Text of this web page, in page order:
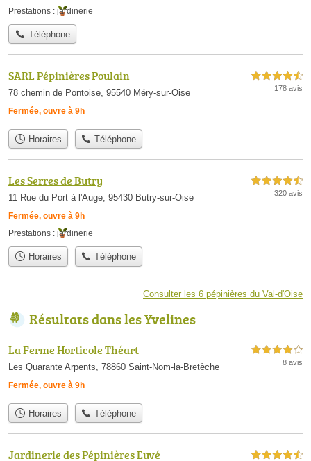
Prestations : jardinerie
Téléphone
SARL Pépinières Poulain
78 chemin de Pontoise, 95540 Méry-sur-Oise
Fermée, ouvre à 9h
4,5 étoiles sur 5
178 avis
Horaires Téléphone
Les Serres de Butry
11 Rue du Port à l'Auge, 95430 Butry-sur-Oise
Fermée, ouvre à 9h
4,5 étoiles sur 5
320 avis
Prestations : jardinerie
Horaires Téléphone
Consulter les 6 pépinières du Val-d'Oise
Résultats dans les Yvelines
La Ferme Horticole Théart
Les Quarante Arpents, 78860 Saint-Nom-la-Bretèche
Fermée, ouvre à 9h
4,0 étoiles sur 5
8 avis
Horaires Téléphone
Jardinerie des Pépinières Euvé 4,5 étoiles sur 5